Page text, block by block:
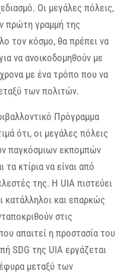
Οι μεγάλες πόλεις,
πρώτη γραμμή της
τον κόσμο, θα πρέπει να
να ανοικοδομηθούν με
με ένα τρόπο που να
των πολιτών.
Πρόγραμμα
ότι, οι μεγάλες πόλεις
παγκόσμιων εκπομπών
κτίρια να είναι από
της. Η UIA πιστεύει
κατάλληλοι και επαρκώς
στις
απαιτεί η προστασία του
SDG της UIA εργάζεται
μεταξύ των